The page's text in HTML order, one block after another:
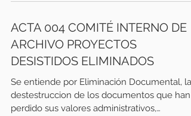
ACTA 004 COMITÉ INTERNO DE
ARCHIVO PROYECTOS
DESISTIDOS ELIMINADOS
Se entiende por Eliminación Documental, la
destestruccion de los documentos que han
perdido sus valores administrativos,